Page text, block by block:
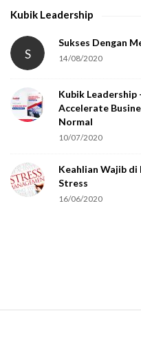
Kubik Leadership
S
Sukses Dengan
14/08/2020
Kubik Leadership
Accelerate
Normal
10/07/2020
Keahlian Wajib di
Stress
16/06/2020